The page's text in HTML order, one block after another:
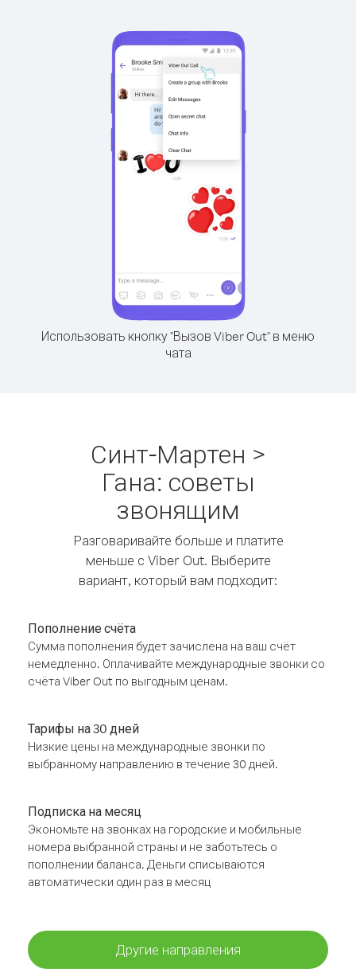
Использовать кнопку "Вызов Viber Out" в меню
чата
Синт-Мартен >
Гана: советы
звонящим
Разговаривайте больше и платите
меньше с Viber Out. Выберите
вариант, который вам подходит:
Пополнение счёта
Сумма пополнения будет зачислена на ваш счёт
немедленно. Оплачивайте международные звонки со
счёта Viber Out по выгодным ценам.
Тарифы на 30 дней
Низкие цены на международные звонки по
выбранному направлению в течение 30 дней.
Подписка на месяц
Экономьте на звонках на городские и мобильные
номера выбранной страны и не заботьтесь о
пополнении баланса. Деньги списываются
автоматически один раз в месяц
Другие направления